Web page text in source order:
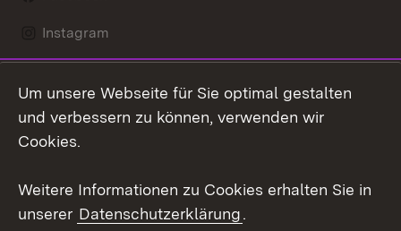
Instagram
Mastodon
Youtube
Kontakt
Datenschutz
Um unsere Webseite für Sie optimal gestalten
und verbessern zu können, verwenden wir
Cookies.
Weitere Informationen zu Cookies erhalten Sie in
unserer Datenschutzerklärung.